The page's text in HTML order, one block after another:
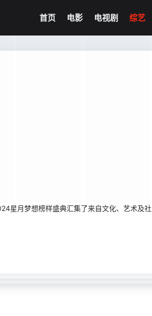
首页 电影 电视剧 综艺
星月梦想榜样盛典汇集了来自文化、艺术及社